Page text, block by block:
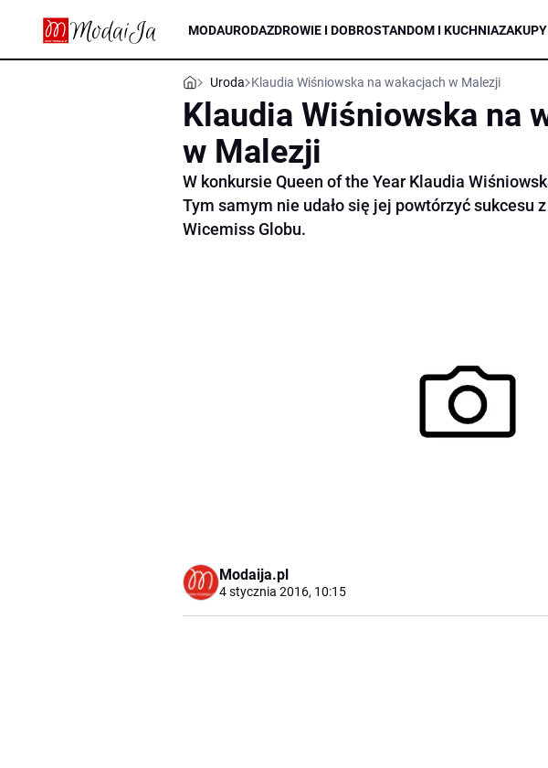
MODAURODAZDROWIE I DOBROSTANDOM I KUCHNIA
Uroda Klaudia Wiśniowska na wakacjach w Malezji
Klaudia Wiśniowska na
w Malezji
W konkursie Queen of the Year Klaudia
Tym samym nie udało się jej powtórzyć sukcesu
Wicemiss Globu.
Modaija.pl
4 stycznia 2016, 10:15